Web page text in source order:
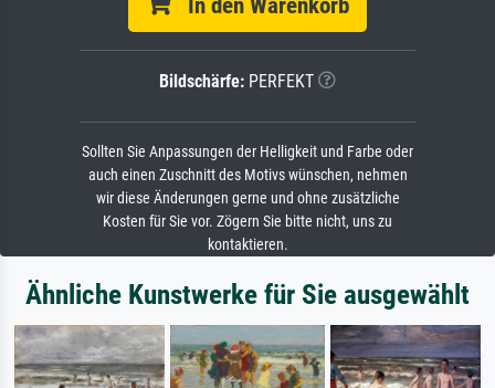
In den Warenkorb
Bildschärfe: PERFEKT
Sollten Sie Anpassungen der Helligkeit und Farbe oder
auch einen Zuschnitt des Motivs wünschen, nehmen
wir diese Änderungen gerne und ohne zusätzliche
Kosten für Sie vor. Zögern Sie bitte nicht, uns zu
kontaktieren.
Ähnliche Kunstwerke für Sie ausgewählt